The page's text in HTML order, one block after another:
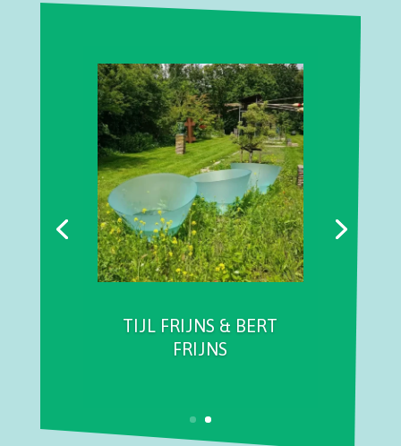
TIJL FRIJNS & BERT
FRIJNS